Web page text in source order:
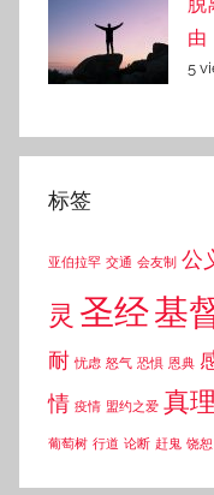
由
5
标签
亚伯拉罕 交通 会友制 公
灵 圣经基
耐 忧虑 怒气 恐惧 恩典
情 疫情 盟约之爱 真理
葡萄树 行道 论断 赶鬼 饶恕